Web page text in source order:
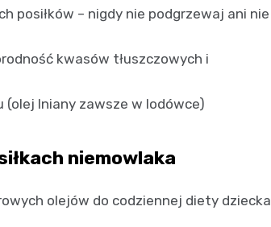
posiłków – nigdy nie podgrzewaj ani nie
kwasów tłuszczowych i
(olej lniany zawsze w lodówce)
niemowlaka
olejów do codziennej diety